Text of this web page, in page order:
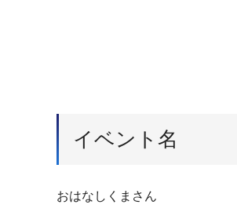
イベント名
おはなしくまさん